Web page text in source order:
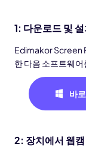
1: 다운로드 및
Edimakor Screen
한 다음 소프트웨
바
2: 장치에서 웹